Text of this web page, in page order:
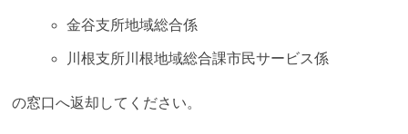
金谷支所地域総合係
川根支所川根地域総合課市民サービス係
の窓口へ返却してください。